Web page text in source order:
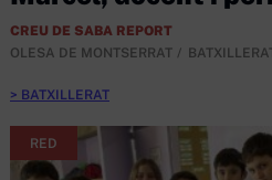
CREU DE SABA REPORT
OLESA DE MONTSERRAT
BATXILLERAT
RED